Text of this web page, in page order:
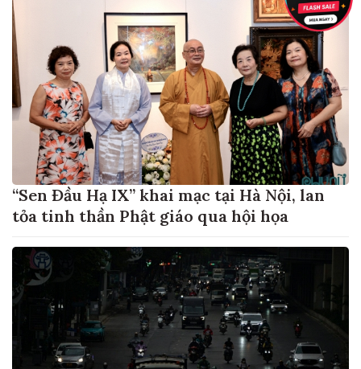
“Sen Đầu Hạ IX” khai mạc tại Hà Nội, lan
tỏa tinh thần Phật giáo qua hội họa